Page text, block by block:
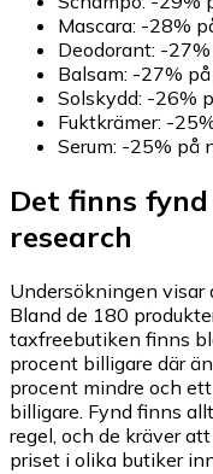
Mascara: -28%
Deodorant: -
Balsam: -27%
Solskydd: -26%
Fuktkrämer: -
Serum: -25% på
Det finns
research
Undersökningen
Bland de 180
taxfreebutiken finns
procent billigare där
procent mindre och
billigare. Fynd finns
regel, och de kräver
priset i olika butiker